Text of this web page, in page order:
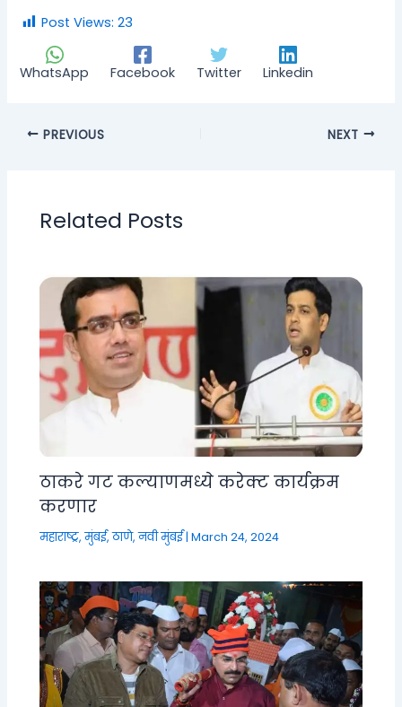
Post Views: 23
WhatsApp Facebook Twitter Linkedin
PREVIOUS NEXT
Related Posts
ठाकरे गट कल्याणमध्ये करेक्ट कार्यक्रम
करणार
महाराष्ट्र,मुंबई, ठाणे, नवी मुंबई|March 24, 2024